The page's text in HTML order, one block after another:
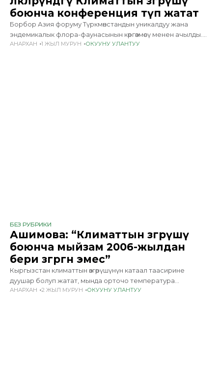
боюнча конференция өтүп жатат
Борбор Азия форуму Түркмөнстандын уникалдуу жана
эндемикалык флора-фаунасынын көргөзмөсү менен ачылды.
Биринчи күндөгү бардык иш-чаралар улуттук климаттык
АНАРХАН 1 ЖЫЛ МУРУН ОКУУНУ УЛАНТУУ
БЕЗ РУБРИКИ
Ашимова: “Климаттын өзгөрүшү
боюнча мыйзам 2006-жылдан
бери өзгөргөн эмес”
Кыргызстан климаттын өзгөрүшүнүн катаал таасирине
дуушар болуп жатат, мында орточо температура
жогорулап, жаан-чачын азайып, катуу кургакчылык каптап,
АНАРХАН 2 ЖЫЛ МУРУН ОКУУНУ УЛАНТУУ